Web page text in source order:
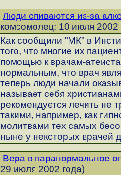
Люди спиваются из-за
комсомолец: 10 июля 2002
Как сообщили "МК" в
того, что многие их
помощью к врачам-
нормальным, что врач
теперь люди начали
называет себя
рекомендуется лечить не
такими, например, как
молитвами тех самых
ныне у некоторых врачей
Вера в паранормальное
29 июля 2002 года)